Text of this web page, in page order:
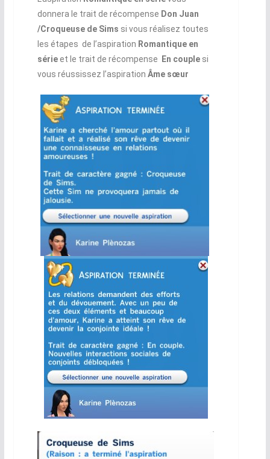
donnera le trait de récompense Don Juan
/Croqueuse de Sims si vous réalisez toutes
les étapes de l’aspiration Romantique en
sérieet le trait de récompense En couplesi
vous réussissez l’aspiration Âme sœur